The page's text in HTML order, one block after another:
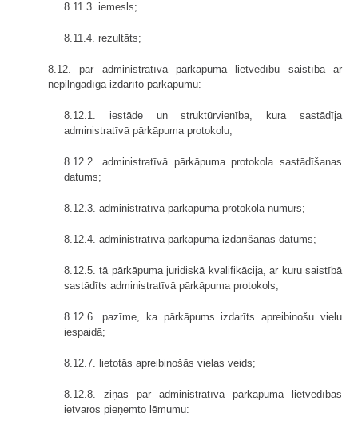
8.11.3. iemesls;
8.11.4. rezultāts;
8.12. par administratīvā pārkāpuma lietvedību saistībā ar
nepilngadīgā izdarīto pārkāpumu:
8.12.1. iestāde un struktūrvienība, kura sastādīja
administratīvā pārkāpuma protokolu;
8.12.2. administratīvā pārkāpuma protokola sastādīšanas
datums;
8.12.3. administratīvā pārkāpuma protokola numurs;
8.12.4. administratīvā pārkāpuma izdarīšanas datums;
8.12.5. tā pārkāpuma juridiskā kvalifikācija, ar kuru saistībā
sastādīts administratīvā pārkāpuma protokols;
8.12.6. pazīme, ka pārkāpums izdarīts apreibinošu vielu
iespaidā;
8.12.7. lietotās apreibinošās vielas veids;
8.12.8. ziņas par administratīvā pārkāpuma lietvedības
ietvaros pieņemto lēmumu: